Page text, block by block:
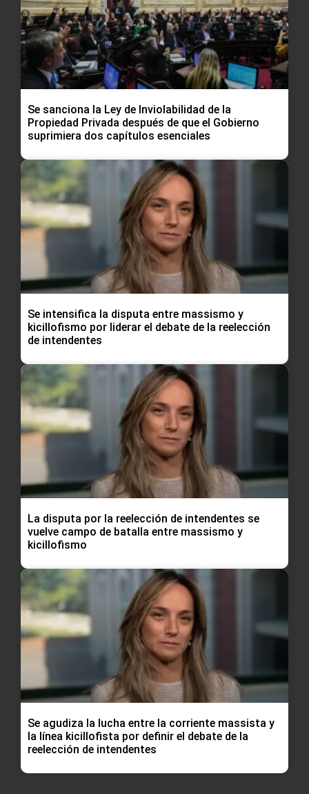
Se sanciona la Ley de Inviolabilidad de la
Propiedad Privada después de que el Gobierno
suprimiera dos capítulos esenciales
Se intensifica la disputa entre massismo y
kicillofismo por liderar el debate de la reelección
de intendentes
La disputa por la reelección de intendentes se
vuelve campo de batalla entre massismo y
kicillofismo
Se agudiza la lucha entre la corriente massista y
la línea kicillofista por definir el debate de la
reelección de intendentes